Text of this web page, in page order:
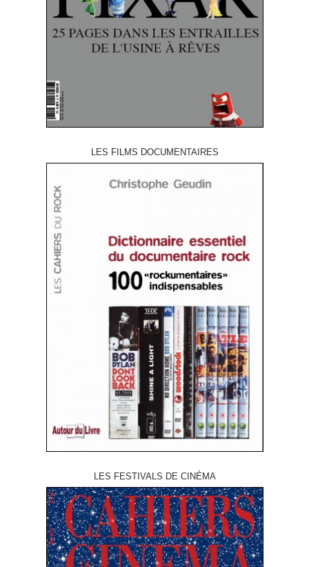
LES FILMS DOCUMENTAIRES
LES FESTIVALS DE CINÉMA